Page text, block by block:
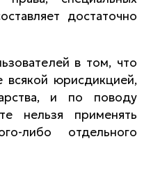
достаточно
в том, что
всякой юрисдикцией,
и по поводу
нельзя применять
либо отдельного